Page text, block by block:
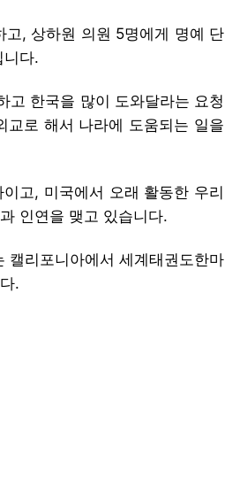
고, 상하원 의원 5명에게 명예 단
니다.
고 한국을 많이 도와달라는 요청
로 해서 나라에 도움되는 일을
고, 미국에서 오래 활동한 우리
인연을 맺고 있습니다.
캘리포니아에서 세계태권도한마
.